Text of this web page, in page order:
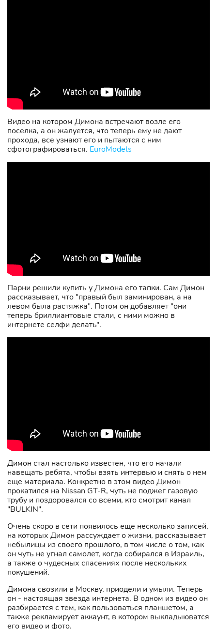
Видео на котором Димона встречают возле его
поселка, а он жалуется, что теперь ему не дают
прохода, все узнают его и пытаются с ним
сфотографироваться. EuroModels
Парни решили купить у Димона его тапки. Сам Димон
рассказывает, что "правый был заминирован, а на
левом была растяжка". Потом он добавляет "они
теперь бриллиантовые стали, с ними можно в
интернете селфи делать".
Димон стал настолько известен, что его начали
навещать ребята, чтобы взять интервью и снять о нем
еще материала. Конкретно в этом видео Димон
прокатился на Nissan GT-R, чуть не поджег газовую
трубу и поздоровался со всеми, кто смотрит канал
"BULKIN".
Очень скоро в сети появилось еще несколько записей,
на которых Димон рассуждает о жизни, рассказывает
небылицы из своего прошлого, в том числе о том, как
он чуть не угнал самолет, когда собирался в Израиль,
а также о чудесных спасениях после нескольких
покушений.
Димона свозили в Москву, приодели и умыли. Теперь
он - настоящая звезда интернета. В одном из видео он
разбирается с тем, как пользоваться планшетом, а
также рекламирует аккаунт, в котором выкладыюватся
его видео и фото.